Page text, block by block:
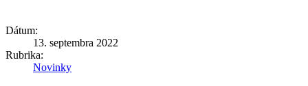
Dátum:
13. septembra 2022
Rubrika:
Novinky